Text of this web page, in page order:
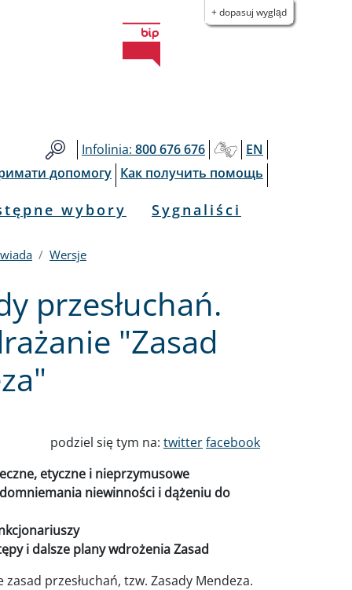
+ dopasuj wygląd
Infolinia: 800 676 676
EN
допомогу Как получить помощь
wybory Sygnaliści
Wersje
przesłuchań.
"Zasad
podziel się tym na: twitterfacebook
etyczne i nieprzymusowe
niewinności i dążeniu do
i dalsze plany wdrożenia Zasad
przesłuchań, tzw. Zasady Mendeza.